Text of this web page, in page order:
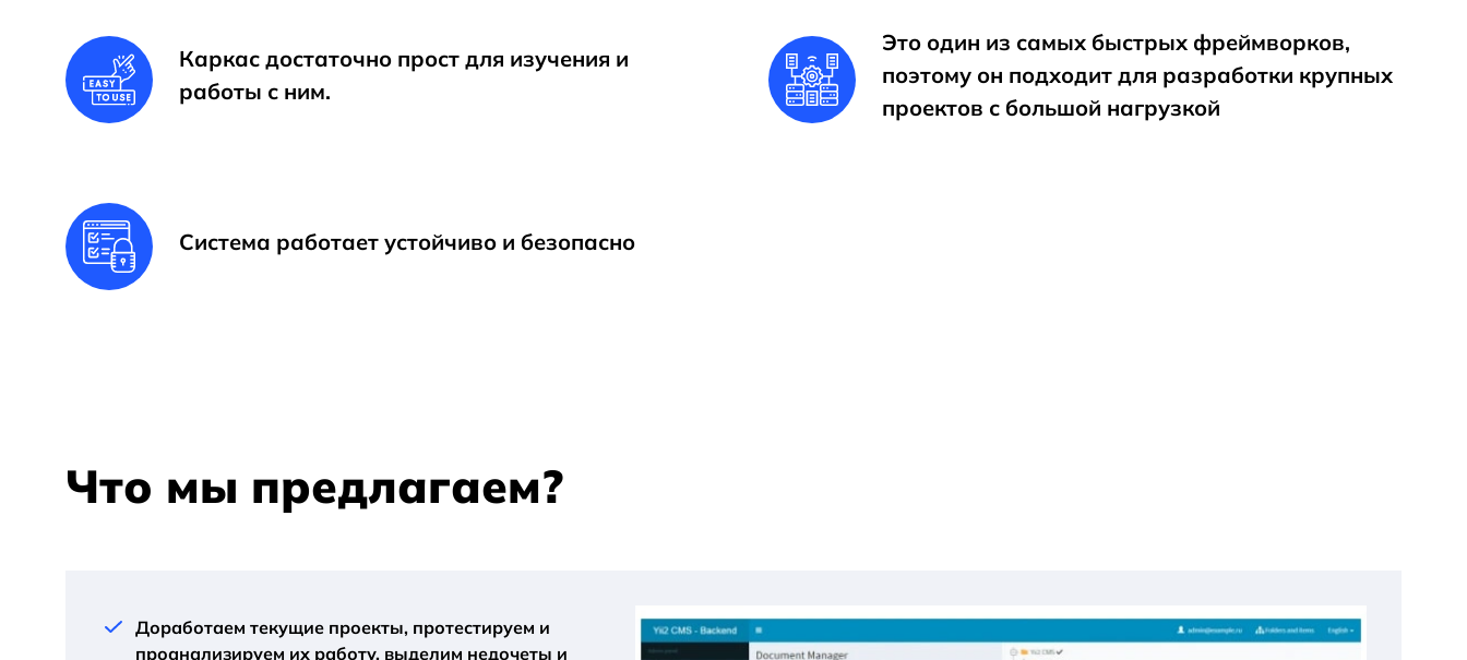
Каркас достаточно прост для изучения и
работы с ним.
Это один из самых быстрых фреймворков,
поэтому он подходит для разработки крупных
проектов с большой нагрузкой
Система работает устойчиво и безопасно
Что мы предлагаем?
Доработаем текущие проекты, протестируем и
проанализируем их работу, выделим недочеты и